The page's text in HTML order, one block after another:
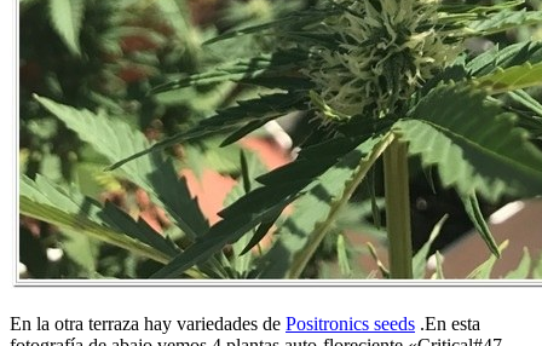
En la otra terraza hay variedades de Positronics seeds .En esta